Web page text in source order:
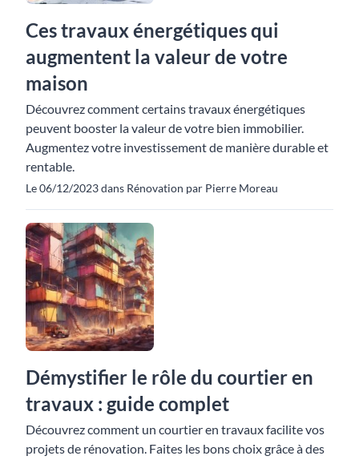
Ces travaux énergétiques qui
augmentent la valeur de votre
maison
Découvrez comment certains travaux énergétiques
peuvent booster la valeur de votre bien immobilier.
Augmentez votre investissement de manière durable et
rentable.
Le 06/12/2023 dans Rénovation par Pierre Moreau
Démystifier le rôle du courtier en
travaux : guide complet
Découvrez comment un courtier en travaux facilite vos
projets de rénovation. Faites les bons choix grâce à des